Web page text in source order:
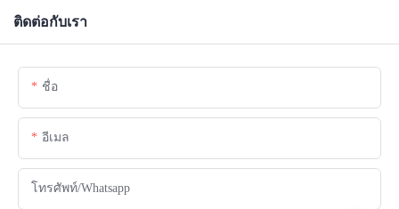
ติดต่อกับเรา
ชื่อ
อีเมล
โทรศัพท์/whatsapp